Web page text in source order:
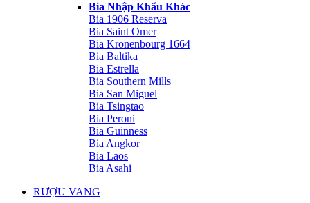
Bia Nhập Khẩu Khác
Bia 1906 Reserva
Bia Saint Omer
Bia Kronenbourg 1664
Bia Baltika
Bia Estrella
Bia Southern Mills
Bia San Miguel
Bia Tsingtao
Bia Peroni
Bia Guinness
Bia Angkor
Bia Laos
Bia Asahi
RƯỢU VANG